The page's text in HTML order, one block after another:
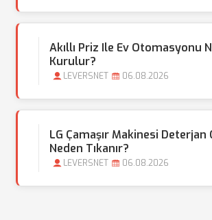
Akıllı Priz Ile Ev Otomasyonu
Kurulur?
LEVERSNET 06.08.2026
LG Çamaşır Makinesi Deterjan
Neden Tıkanır?
LEVERSNET 06.08.2026